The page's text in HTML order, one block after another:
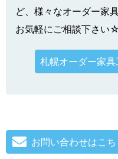
ど、様々なオーダー家
お気軽にご相談下さい☆
札幌オーダー家
お問い合わせはこち